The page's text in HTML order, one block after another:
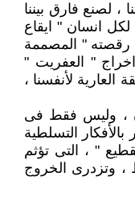
، لصنع فارق بيننا
انسان " ايقاع
رقصته " المصممة
" العفريت "
العارية لأنفسنا ،
، وليس فقط فى
التسلطية
" ، التى تؤثم
، وتزدرى الخروج